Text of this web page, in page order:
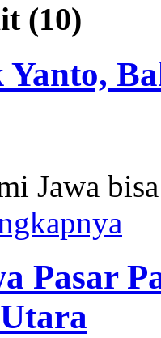
(10)
Yanto,
Jawa
Pasar